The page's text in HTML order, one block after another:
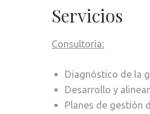
Servicios
Consultoría:
Diagnóstico de la
Desarrollo y
Planes de gestión